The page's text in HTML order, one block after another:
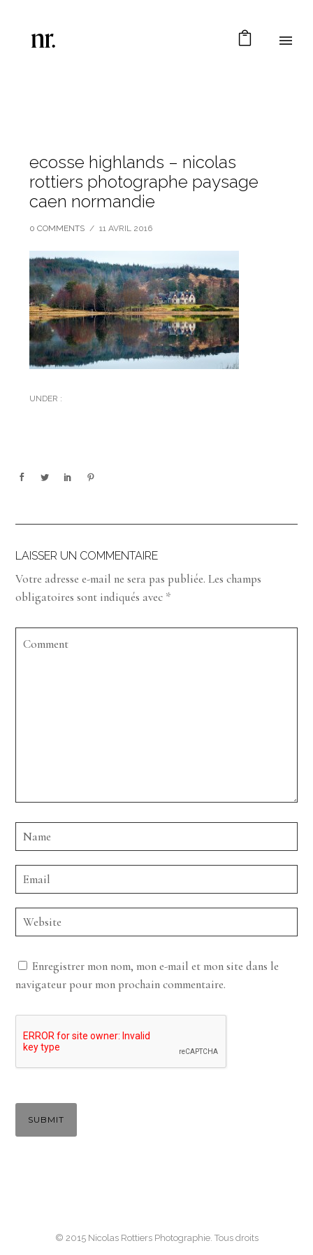
ecosse highlands – nicolas
rottiers photographe paysage
caen normandie
0 COMMENTS / 11 AVRIL 2016
UNDER :
LAISSER UN COMMENTAIRE
Votre adresse e-mail ne sera pas publiée. Les champs
obligatoires sont indiqués avec *
Enregistrer mon nom, mon e-mail et mon site dans le
navigateur pour mon prochain commentaire.
© 2015 Nicolas Rottiers Photographie. Tous droits